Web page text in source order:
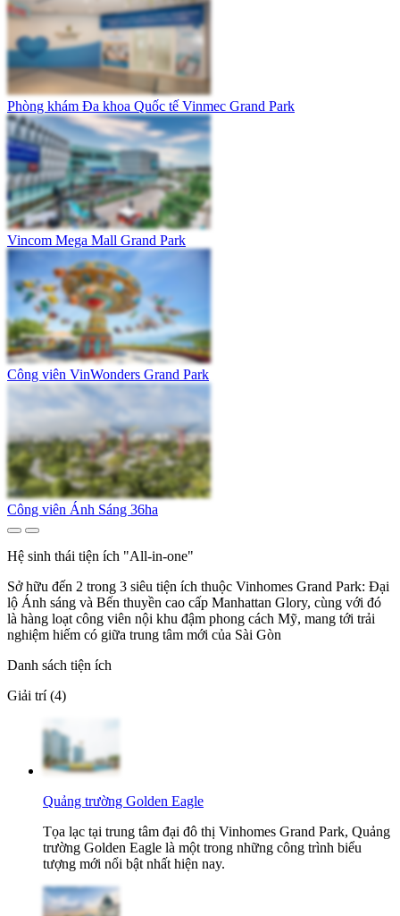
Phòng khám Đa khoa Quốc tế Vinmec Grand Park
Vincom Mega Mall Grand Park
Công viên VinWonders Grand Park
Công viên Ánh Sáng 36ha
Hệ sinh thái tiện ích "All-in-one"
Sở hữu đến 2 trong 3 siêu tiện ích thuộc Vinhomes Grand Park: Đại
lộ Ánh sáng và Bến thuyền cao cấp Manhattan Glory, cùng với đó
là hàng loạt công viên nội khu đậm phong cách Mỹ, mang tới trải
nghiệm hiếm có giữa trung tâm mới của Sài Gòn
Danh sách tiện ích
Giải trí (4)
Quảng trường Golden Eagle
Tọa lạc tại trung tâm đại đô thị Vinhomes Grand Park, Quảng
trường Golden Eagle là một trong những công trình biểu
tượng mới nổi bật nhất hiện nay.